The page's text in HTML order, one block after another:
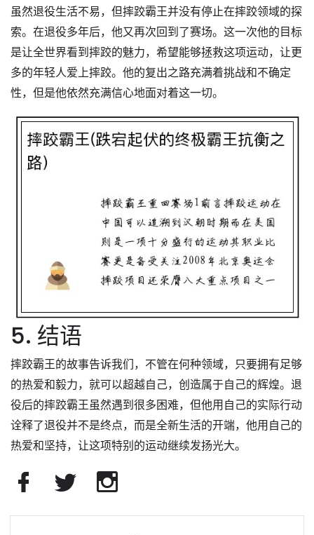
虽然退役生活不易，但摔跤霸王并没有停止在摔跤领域的探
索。在退役多年后，他又再次回到了赛场。这一次他的目标
是让全世界看到摔跤的魅力，希望能够拯救这项运动，让更
多的年轻人爱上摔跤。他的复出之路充满着挑战和不确定
性，但是他依然充满信心地面对着这一切。
5. 结语
摔跤霸王的故事告诉我们，不管在何种领域，只要拥有足够
的热爱和毅力，就可以超越自己，创造属于自己的辉煌。退
役后的摔跤霸王虽然遇到很多困难，但他用自己的实际行动
诠释了退役并不是终点，而是全新生活的开端，他用自己的
热爱和坚持，让这项特别的运动继续发扬光大。